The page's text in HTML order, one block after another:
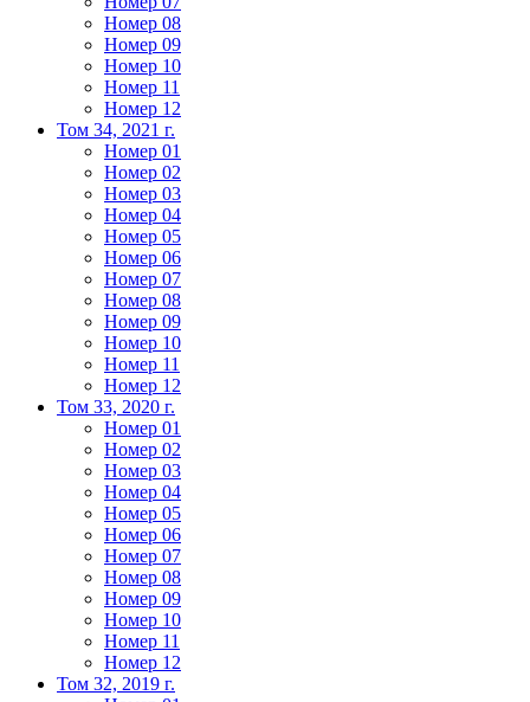
Номер 08
Номер 09
Номер 10
Номер 11
Номер 12
Том 34, 2021 г.
Номер 01
Номер 02
Номер 03
Номер 04
Номер 05
Номер 06
Номер 07
Номер 08
Номер 09
Номер 10
Номер 11
Номер 12
Том 33, 2020 г.
Номер 01
Номер 02
Номер 03
Номер 04
Номер 05
Номер 06
Номер 07
Номер 08
Номер 09
Номер 10
Номер 11
Номер 12
Том 32, 2019 г.